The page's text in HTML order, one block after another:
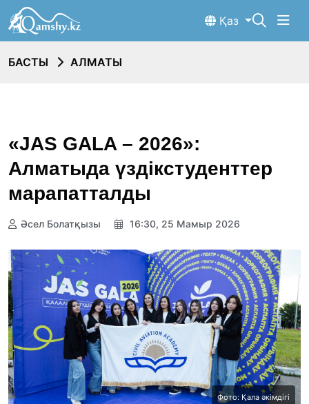
Қаз
БАСТЫ АЛМАТЫ
«JAS GALA – 2026»:
Алматыда үздікстуденттер
марапатталды
Әсел Болатқызы 16:30, 25 Мамыр 2026
Фото: Қала әкімдігі